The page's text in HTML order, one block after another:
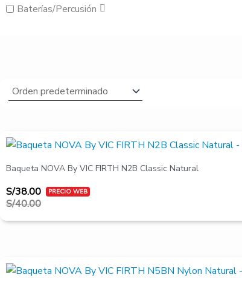
Baterías/Percusión
Baqueta NOVA By VIC FIRTH N2B Classic Natural
S/40.00
El
precio
era:
S/40.00.
S/38.00
El
precio
es:
S/38.00.
El
precio
El
precio